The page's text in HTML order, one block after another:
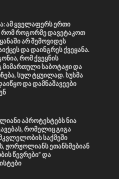
ამ ყველაფერს ერთი
რომ როგორმე დავეტაკოთ
არ შემოვიდეს
და დაინგრეს ქვეყანა.
რომ ქვეყნის
მიმართული საბოტაჟი და
სულ ტყუილად. სუსმა
და დამნაშავეები
აპროტესტებს ნია
რომელიც გიგა
საქმეში
ჟორჟოლიანს ეთანხმებიან
წევრები” და